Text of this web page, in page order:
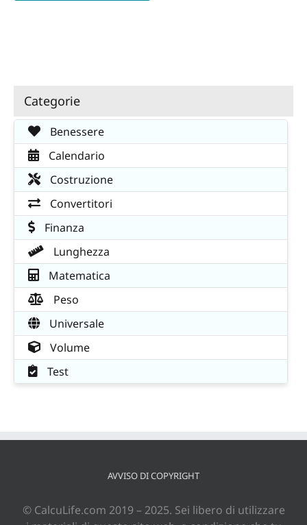
Categorie
Benessere
Calendario
Costruzione
Convertitori
Finanza
Lunghezza
Matematica
Peso
Universale
Volume
Test
AVVISO DI COPYRIGHT
© CalcuLife.com 2019 – 2025. Sei libero di utilizzare